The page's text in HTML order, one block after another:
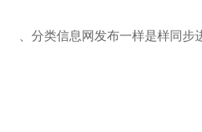
、分类信息网发布一样是样同步